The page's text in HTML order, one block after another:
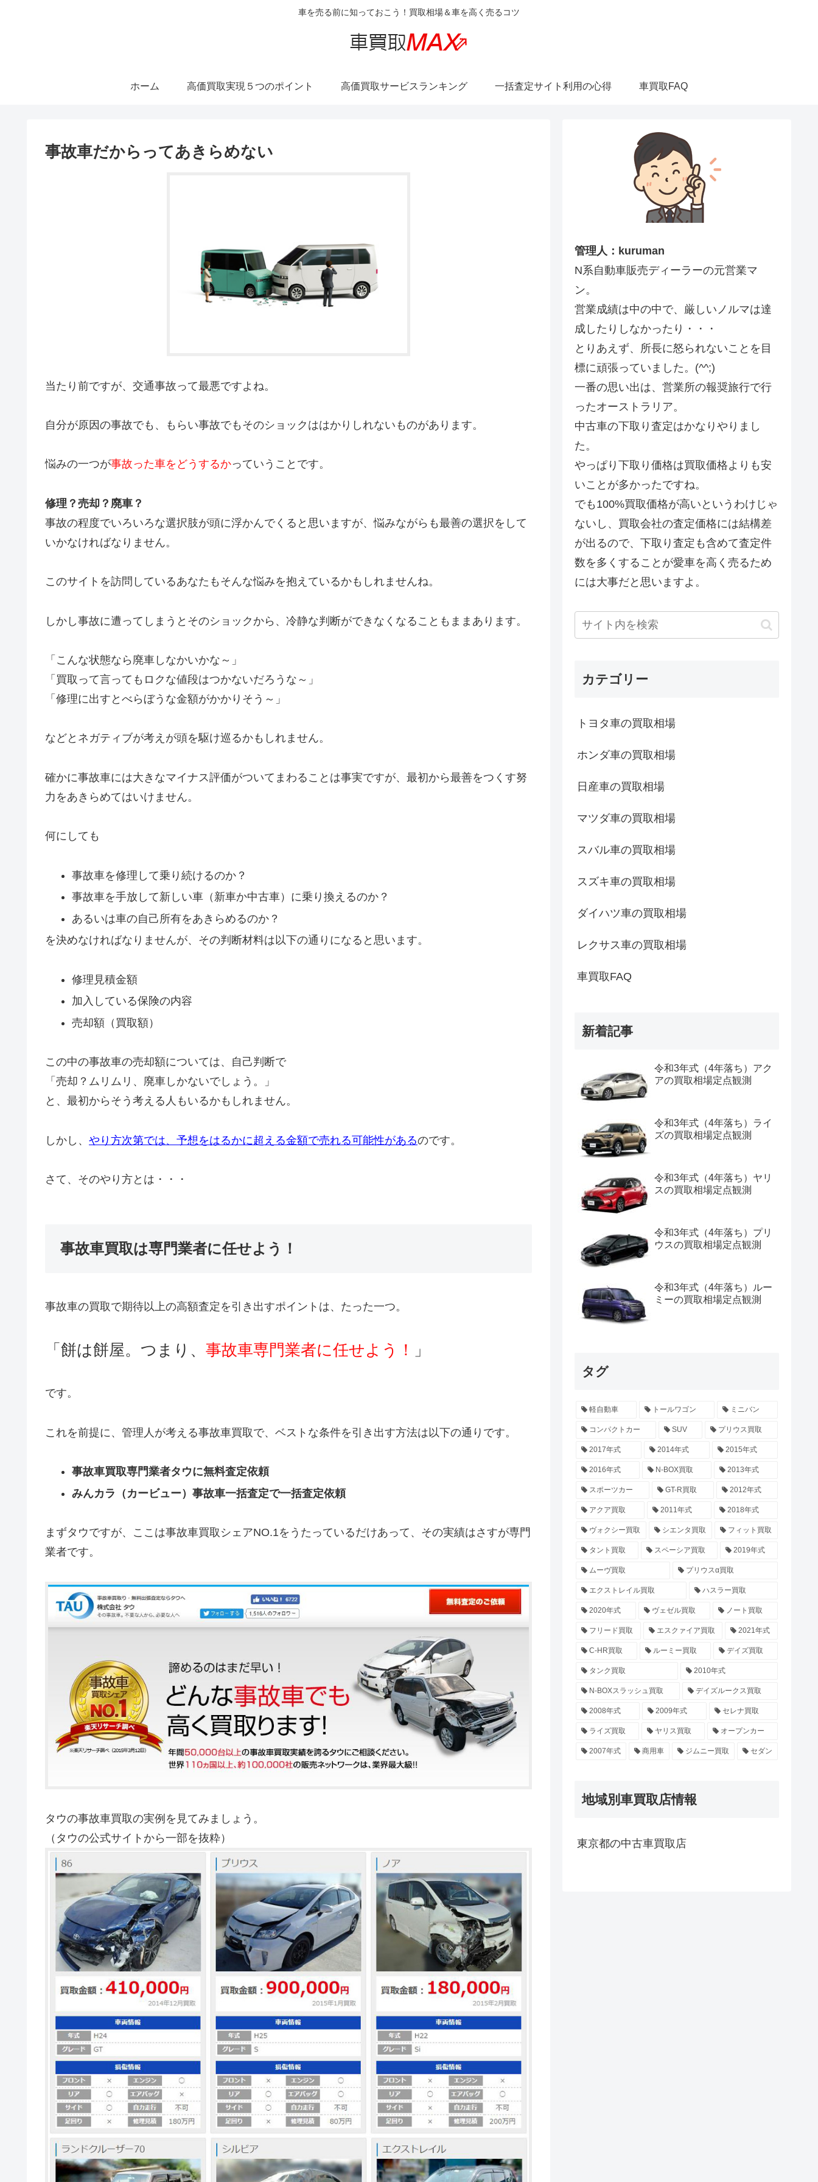
車を売る前に知っておこう！買取相場＆車を高く売るコツ
ホーム 高価買取実現５つのポイント 高価買取サービスランキング 一括査定サイト利用の心得 車買取FAQ
事故車だからってあきらめない
当たり前ですが、交通事故って最悪ですよね。
自分が原因の事故でも、もらい事故でもそのショックははかりしれないものがあります。
悩みの一つが事故った車をどうするかっていうことです。
修理？売却？廃車？
事故の程度でいろいろな選択肢が頭に浮かんでくると思いますが、悩みながらも最善の選択をして
いかなければなりません。
このサイトを訪問しているあなたもそんな悩みを抱えているかもしれませんね。
しかし事故に遭ってしまうとそのショックから、冷静な判断ができなくなることもままあります。
「こんな状態なら廃車しなかいかな～」
「買取って言ってもロクな値段はつかないだろうな～」
「修理に出すとべらぼうな金額がかかりそう～」
などとネガティブが考えが頭を駆け巡るかもしれません。
確かに事故車には大きなマイナス評価がついてまわることは事実ですが、最初から最善をつくす努
力をあきらめてはいけません。
何にしても
事故車を修理して乗り続けるのか？
事故車を手放して新しい車（新車か中古車）に乗り換えるのか？
あるいは車の自己所有をあきらめるのか？
を決めなければなりませんが、その判断材料は以下の通りになると思います。
修理見積金額
加入している保険の内容
売却額（買取額）
この中の事故車の売却額については、自己判断で
「売却？ムリムリ、廃車しかないでしょう。」
と、最初からそう考える人もいるかもしれません。
しかし、 やり方次第では、予想をはるかに超える金額で売れる可能性があるのです。
さて、そのやり方とは・・・
事故車買取は専門業者に任せよう！
事故車の買取で期待以上の高額査定を引き出すポイントは、たった一つ。
「餅は餅屋。つまり、 事故車専門業者に任せよう！ 」
です。
これを前提に、管理人が考える事故車買取で、ベストな条件を引き出す方法は以下の通りです。
事故車買取専門業者タウに無料査定依頼
みんカラ（カービュー）事故車一括査定で一括査定依頼
まずタウですが、ここは事故車買取シェアNO.1をうたっているだけあって、その実績はさすが専門
業者です。
タウの事故車買取の実例を見てみましょう。
（タウの公式サイトから一部を抜粋）
管理人：kuruman
N系自動車販売ディーラーの元営業マ
ン。
営業成績は中の中で、厳しいノルマは達
成したりしなかったり・・・
とりあえず、所長に怒られないことを目
標に頑張っていました。(^^;)
一番の思い出は、営業所の報奨旅行で行
ったオーストラリア。
中古車の下取り査定はかなりやりまし
た。
やっぱり下取り価格は買取価格よりも安
いことが多かったですね。
でも100%買取価格が高いというわけじゃ
ないし、買取会社の査定価格には結構差
が出るので、下取り査定も含めて査定件
数を多くすることが愛車を高く売るため
には大事だと思いますよ。
カテゴリー
トヨタ車の買取相場
ホンダ車の買取相場
日産車の買取相場
マツダ車の買取相場
スバル車の買取相場
スズキ車の買取相場
ダイハツ車の買取相場
レクサス車の買取相場
車買取FAQ
新着記事
令和3年式（4年落ち）アク
アの買取相場定点観測
令和3年式（4年落ち）ライ
ズの買取相場定点観測
令和3年式（4年落ち）ヤリ
スの買取相場定点観測
令和3年式（4年落ち）プリ
ウスの買取相場定点観測
令和3年式（4年落ち）ルー
ミーの買取相場定点観測
タグ
軽自動車 トールワゴン ミニバン
コンパクトカー SUV プリウス買取
2017年式 2014年式 2015年式
2016年式 N-BOX買取 2013年式
スポーツカー GT-R買取 2012年式
アクア買取 2011年式 2018年式
ヴォクシー買取 シエンタ買取 フィット買取
タント買取 スペーシア買取 2019年式
ムーヴ買取 プリウスα買取
エクストレイル買取 ハスラー買取
2020年式 ヴェゼル買取 ノート買取
フリード買取 エスクァイア買取 2021年式
C-HR買取 ルーミー買取 デイズ買取
タンク買取 2010年式
N-BOXスラッシュ買取 デイズルークス買取
2008年式 2009年式 セレナ買取
ライズ買取 ヤリス買取 オープンカー
2007年式 商用車 ジムニー買取 セダン
地域別車買取店情報
東京都の中古車買取店